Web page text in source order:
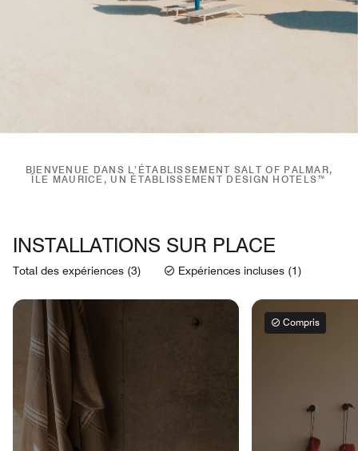
BIENVENUE DANS L’ÉTABLISSEMENT SALT OF PALMAR,
ÎLE MAURICE, UN ÉTABLISSEMENT DESIGN HOTELS™
INSTALLATIONS SUR PLACE
Total des expériences (3) Expériences incluses (1)
Compris